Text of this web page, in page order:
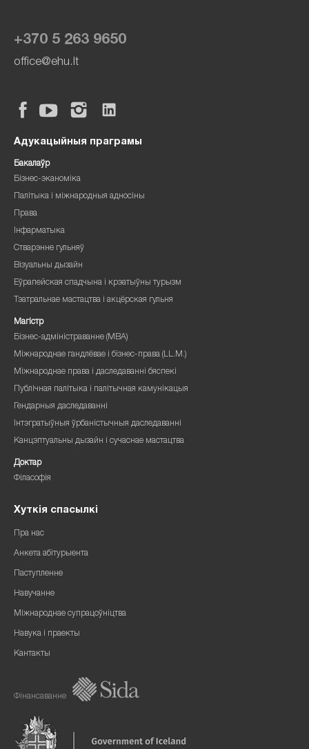
+370 5 263 9650
office@ehu.lt
Адукацыйныя праграмы
Бакалаўр
Бізнес-эканоміка
Палітыка і міжнародныя адносіны
Права
Інфарматыка
Стварэнне гульняў
Візуальны дызайн
Еўрапейская спадчына і крэатыўны турызм
Тэатральнае мастацтва і акцёрская гульня
Магістр
Бізнес-адміністраванне (MBA)
Міжнароднае гандлёвае і бізнес-права (LL.M.)
Міжнароднае права і даследаванні бяспекі
Публічная палітыка і палітычная камунікацыя
Гендарныя даследаванні
Інтэгратыўныя ўрбаністычныя даследаванні
Канцэптуальны дызайн і сучаснае мастацтва
Доктар
Філасофія
Хуткія спасылкі
Пра нас
Анкета абітурыента
Паступленне
Навучанне
Міжнароднае супрацоўніцтва
Навука і праекты
Кантакты
Фінансаванне